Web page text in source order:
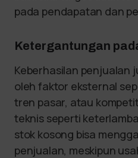
pada pendapatan dan
Ketergantungan
Keberhasilan penjualan
oleh faktor eksternal
tren pasar, atau
teknis seperti
stok kosong bisa
penjualan, meskipun